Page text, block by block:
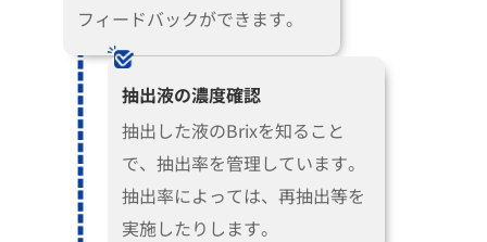
フィードバックができます。
抽出液の濃度確認
抽出した液のBrixを知ること
で、抽出率を管理しています。
抽出率によっては、再抽出等を
実施したりします。